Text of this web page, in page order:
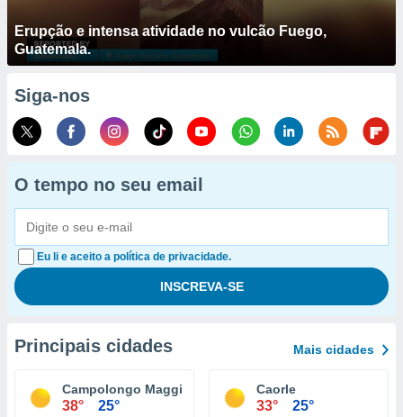
Erupção e intensa atividade no vulcão Fuego,
Guatemala.
Siga-nos
O tempo no seu email
Eu li e aceito a política de privacidade.
Principais cidades Mais cidades
Campolongo Maggiore
38° 25°
Caorle
33° 25°